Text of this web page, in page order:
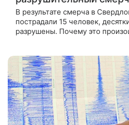
В результате смерча в
пострадали 15 человек,
разрушены. Почему это